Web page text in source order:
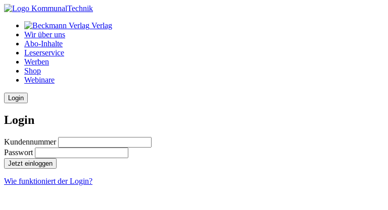
Verlag
Wir über uns
Abo-Inhalte
Leserservice
Werben
Shop
Webinare
Login
Login
Kundennummer
Passwort
Jetzt einloggen
Wie funktioniert der Login?